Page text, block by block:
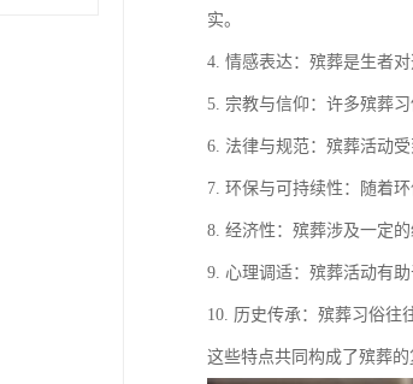
实。
4. 情感表达：殡葬是生者
5. 宗教与信仰：许多殡葬
6. 法律与规范：殡葬活动
7. 环保与可持续性：随着
8. 经济性：殡葬涉及一定
9. 心理调适：殡葬活动有
10. 历史传承：殡葬习俗往
这些特点共同构成了殡葬